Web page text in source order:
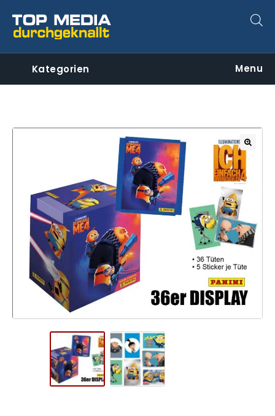
Kategorien Menu